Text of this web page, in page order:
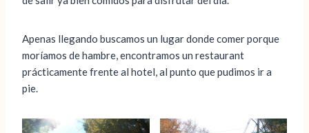
Apenas llegando buscamos un lugar donde comer porque
moríamos de hambre, encontramos un restaurant
prácticamente frente al hotel, al punto que pudimos ir a
pie.